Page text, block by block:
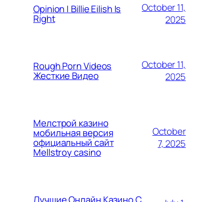
Opinion | Billie Eilish Is
Right
October 11,
2025
Rough Porn Videos
Жесткие Видео
October 11,
2025
Мелстрой казино
мобильная версия
официальный сайт
Mellstroy casino
October
7, 2025
Лучшие Онлайн Казино С